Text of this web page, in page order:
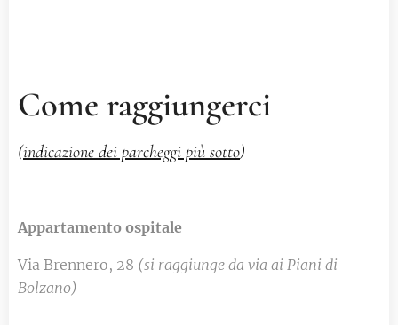
Come raggiungerci
(indicazione dei parcheggi più sotto)
Appartamento ospitale
Via Brennero, 28 (si raggiunge da via ai Piani di
Bolzano)